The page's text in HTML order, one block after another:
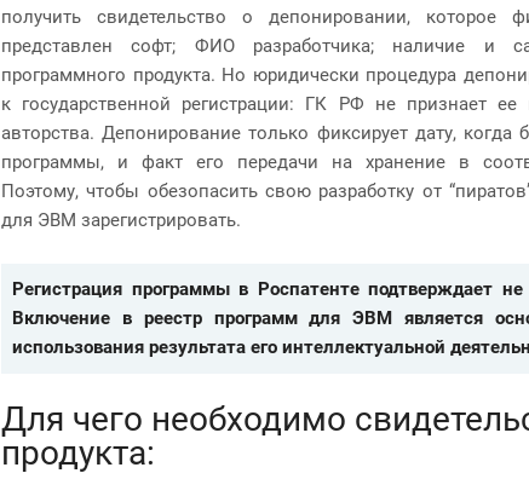
получить свидетельство о депонировании, которое
представлен софт; ФИО разработчика; наличие и
программного продукта. Но юридически процедура
к государственной регистрации: ГК РФ не признает ее
авторства. Депонирование только фиксирует дату, когда
программы, и факт его передачи на хранение в
Поэтому, чтобы обезопасить свою разработку от
для ЭВМ зарегистрировать.
Регистрация программы в Роспатенте подтверждает
Включение в реестр программ для ЭВМ является
использования результата его интеллектуальной
Для чего необходимо
продукта: